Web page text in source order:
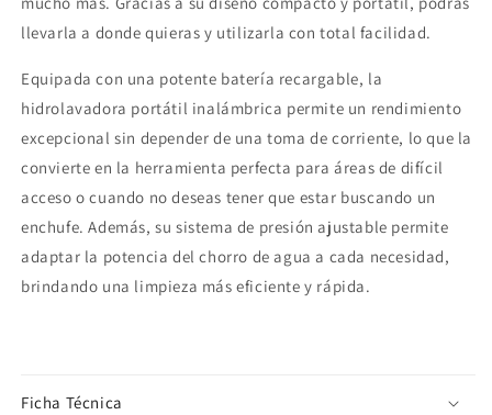
llevarla a donde quieras y utilizarla con total facilidad.
Equipada con una potente batería recargable, la
hidrolavadora portátil inalámbrica permite un rendimiento
excepcional sin depender de una toma de corriente, lo que la
convierte en la herramienta perfecta para áreas de difícil
acceso o cuando no deseas tener que estar buscando un
enchufe. Además, su sistema de presión ajustable permite
adaptar la potencia del chorro de agua a cada necesidad,
brindando una limpieza más eficiente y rápida.
Ficha Técnica